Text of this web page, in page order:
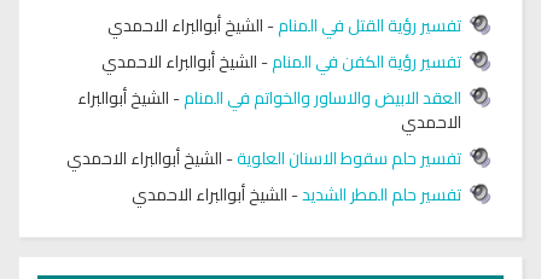
تفسير رؤية القتل في المنام-الشيخ أبوالبراء الاحمدي
تفسير رؤية الكفن في المنام-الشيخ أبوالبراء الاحمدي
العقد الابيض والاساور والخواتم في المنام-الشيخ أبوالبراء
الاحمدي
تفسير حلم سقوط الاسنان العلوية-الشيخ أبوالبراء الاحمدي
تفسير حلم المطر الشديد-الشيخ أبوالبراء الاحمدي